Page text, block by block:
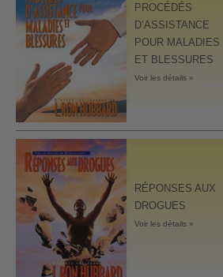
PROCÉDÉS
D’ASSISTANCE
POUR MALADIES
ET BLESSURES
Voir les détails »
RÉPONSES AUX
DROGUES
Voir les détails »